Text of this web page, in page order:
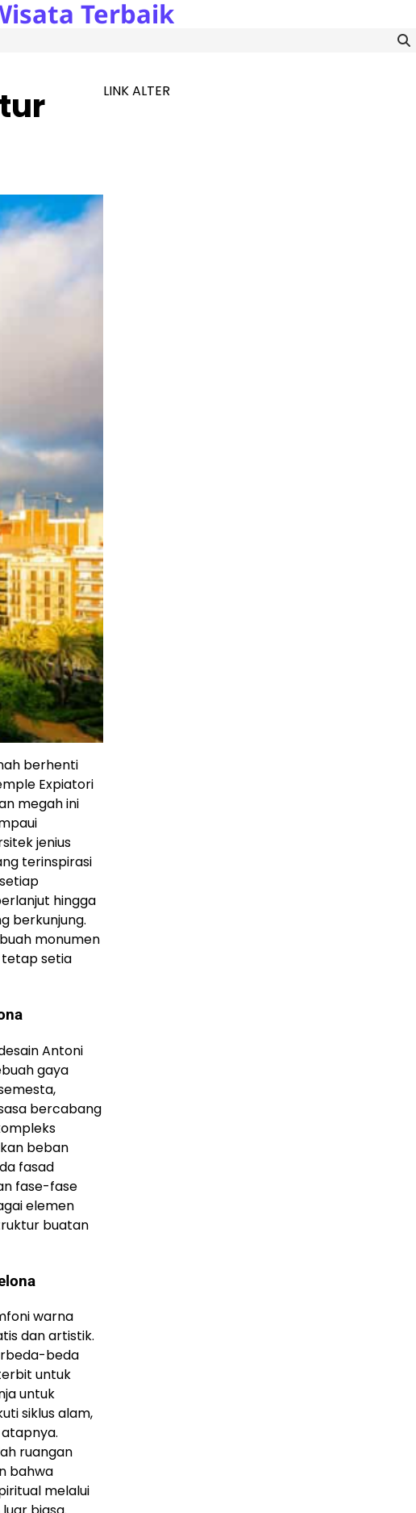
Terbaik
berhenti
Expiatori
megah ini
jenius
terinspirasi
hingga
berkunjung.
monumen
tetap setia
Antoni
gaya
bercabang
beban
fasad
fase-fase
elemen
buatan
warna
dan artistik.
beda
untuk
untuk
siklus alam,
ruangan
bahwa
melalui
LINK ALTER